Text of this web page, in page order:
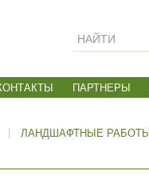
Искать...
ПАРТНЕРЫ
ЛАНДШАФТНЫЕ РАБОТЫ